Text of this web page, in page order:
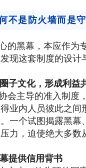
不是防火墙而是
的黑幕，本应作为
现这套制度的设
子文化，形成利益
会主导的准入制度
业内人员彼此之
一个试图揭露黑
力，迫使绝大多
提供信用背书